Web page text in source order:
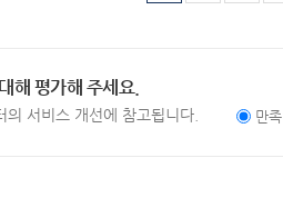
해 평가해 주세요.
서비스 개선에 참고됩니다. 만족